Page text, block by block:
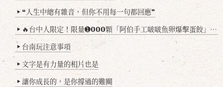
▶ ❝人生中總有雜音，但你不用每一句都回應❞
▶ 🔥台中人限定！限量➊𝟬𝟬𝟬顆「阿伯手工啵啵魚卵爆擊蛋餃」台北已被搶爆2萬顆，最後名額門前隱味只留給你！🥟💥
▶ 台南玩注意事項
▶ 文字是有力量的相片也是
▶ 讓你成長的，是你撐過的難關